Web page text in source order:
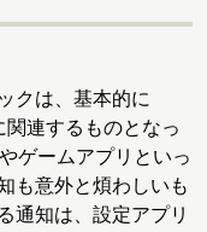
クは、基本的に
連するものとなっ
ゲームアプリといっ
も意外と煩わしいも
通知は、設定アプリ